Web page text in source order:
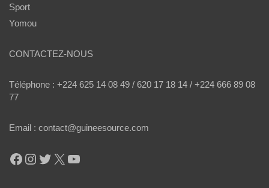
Sport
Yomou
CONTACTEZ-NOUS
Téléphone : +224 625 14 08 49 / 620 17 18 14 / +224 666 89 08
77
Email : contact@guineesource.com
Facebook
Instagram
Twitter
X YouTube